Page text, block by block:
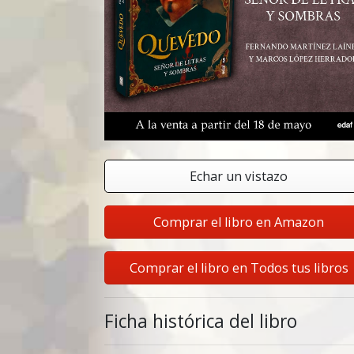
Echar un vistazo
Comprar el libro en Amazon
Comprar el libro en Todos tus libros
Ficha histórica del libro